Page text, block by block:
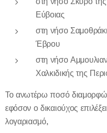
Εύβοιας
στη νήσο
Έβρου
στη νήσο
Χαλκιδικής της
Το ανωτέρω ποσό
εφόσον ο δικαιούχος
λογαριασμό,